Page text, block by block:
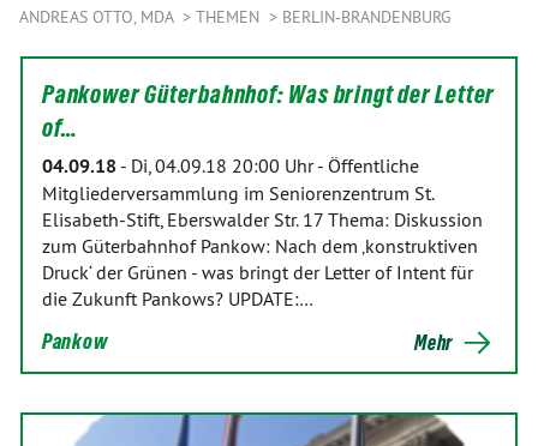
ANDREAS OTTO, MDA THEMEN BERLIN-BRANDENBURG
Pankower Güterbahnhof: Was bringt der Letter
of…
04.09.18 - Di, 04.09.18 20:00 Uhr - Öffentliche
Mitgliederversammlung im Seniorenzentrum St.
Elisabeth-Stift, Eberswalder Str. 17 Thema: Diskussion
zum Güterbahnhof Pankow: Nach dem ‚konstruktiven
Druck‘ der Grünen - was bringt der Letter of Intent für
die Zukunft Pankows? UPDATE:…
Pankow Mehr